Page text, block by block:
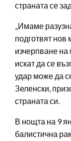
страната се
„Имаме
подготвят нов
изчерпване
искат да се
удар може да
Зеленски,
страната си.
В нощта на 9
балистична